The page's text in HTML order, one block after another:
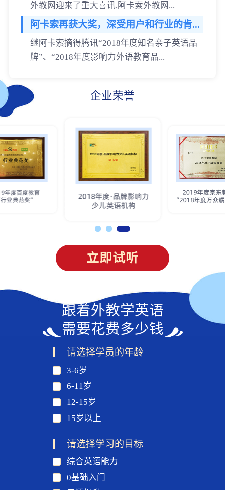
外教网迎来了重大喜讯,阿卡索外教网...
阿卡索再获大奖，深受用户和行业的肯...
继阿卡索摘得腾讯“2018年度知名亲子英语品
牌”、“2018年度影响力外语教育品...
企业荣誉
立即试听
跟着外教学英语
需要花费多少钱
请选择学员的年龄
3-6岁
6-11岁
12-15岁
15岁以上
请选择学习的目标
综合英语能力
0基础入门